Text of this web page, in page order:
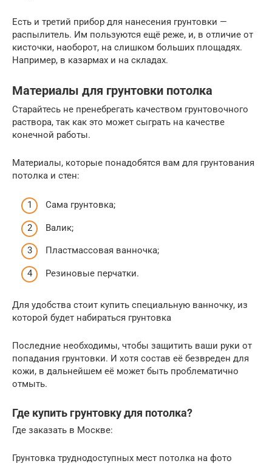
Есть и третий прибор для нанесения грунтовки —
распылитель. Им пользуются ещё реже, и, в отличие от
кисточки, наоборот, на слишком больших площадях.
Например, в казармах и на складах.
Материалы для грунтовки потолка
Старайтесь не пренебрегать качеством грунтовочного
раствора, так как это может сыграть на качестве
конечной работы.
Материалы, которые понадобятся вам для грунтования
потолка и стен:
Сама грунтовка;
Валик;
Пластмассовая ванночка;
Резиновые перчатки.
Для удобства стоит купить специальную ванночку, из
которой будет набираться грунтовка
Последние необходимы, чтобы защитить ваши руки от
попадания грунтовки. И хотя состав её безвреден для
кожи, в дальнейшем её может быть проблематично
отмыть.
Где купить грунтовку для потолка?
Где заказать в Москве:
Грунтовка труднодоступных мест потолка на фото